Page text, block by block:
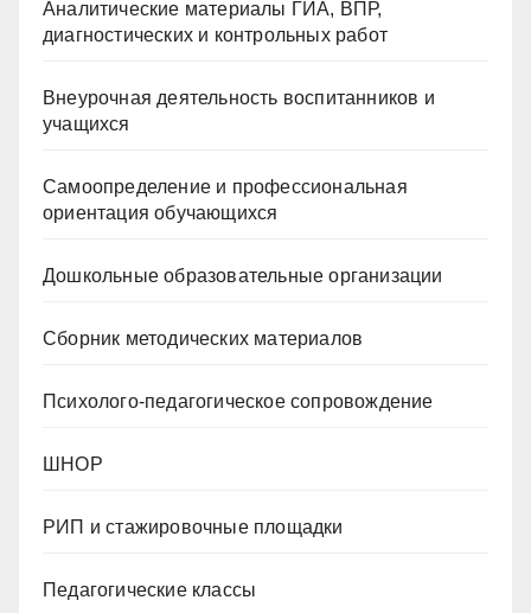
Аналитические материалы ГИА, ВПР,
диагностических и контрольных работ
Внеурочная деятельность воспитанников и
учащихся
Самоопределение и профессиональная
ориентация обучающихся
Дошкольные образовательные организации
Сборник методических материалов
Психолого-педагогическое сопровождение
ШНОР
РИП и стажировочные площадки
Педагогические классы